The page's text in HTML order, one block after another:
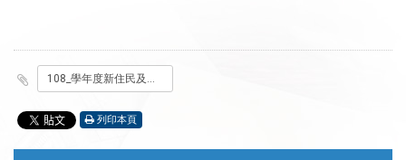
108_學年度新住民及其子女培力與獎助(勵)學金計畫
列印本頁